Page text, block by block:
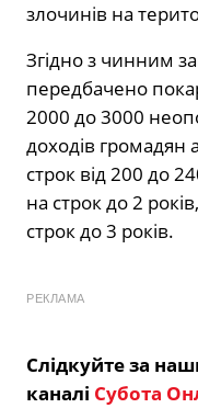
злочинів на
Згідно з чинним
передбачено
2000 до 3000
доходів громадян
строк від 200 до
на строк до 2
строк до 3 років.
РЕКЛАМА
Слідкуйте за
каналі Субота